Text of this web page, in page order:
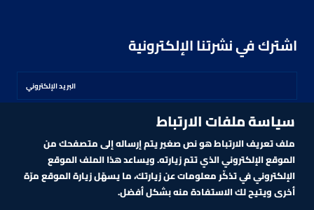
اشترك في نشرتنا الإلكترونية
اشترك
سياسة ملفات الارتباط
ملف تعريف الارتباط هو نص صغير يتم إرساله إلى متصفحك من
الموقع الإلكتروني الذي تتم زيارته. ويساعد هذا الملف الموقع
الإلكتروني في تذكّر معلومات عن زيارتك، ما يسهّل زيارة الموقع مرّة
أخرى ويتيح لك الاستفادة منه بشكل أفضل.